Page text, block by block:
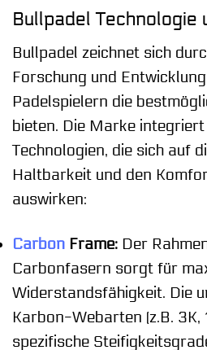
Bullpadel Technologie
Bullpadel zeichnet sich
Forschung und
Padelspielern die
bieten. Die Marke
Technologien, die sich auf
Haltbarkeit und den
auswirken:
Carbon Frame: Der
Carbonfasern sorgt für
Widerstandsfähigkeit. Die
Karbon-Webarten (z.B. 3K,
spezifische